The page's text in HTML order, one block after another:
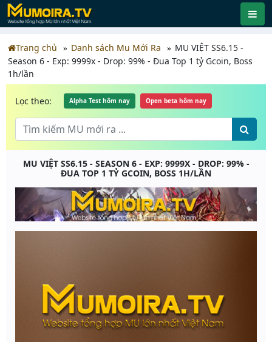
Trang chủ Danh sách Mu Mới Ra
MU VIỆT SS6.15 -
Season 6 - Exp: 9999x - Drop: 99% - Đua Top 1 tỷ Gcoin, Boss
1h/lần
Lọc theo: Alpha Test hôm nay Open beta hôm nay
MU VIỆT SS6.15 - SEASON 6 - EXP: 9999X - DROP: 99% -
ĐUA TOP 1 TỶ GCOIN, BOSS 1H/LẦN